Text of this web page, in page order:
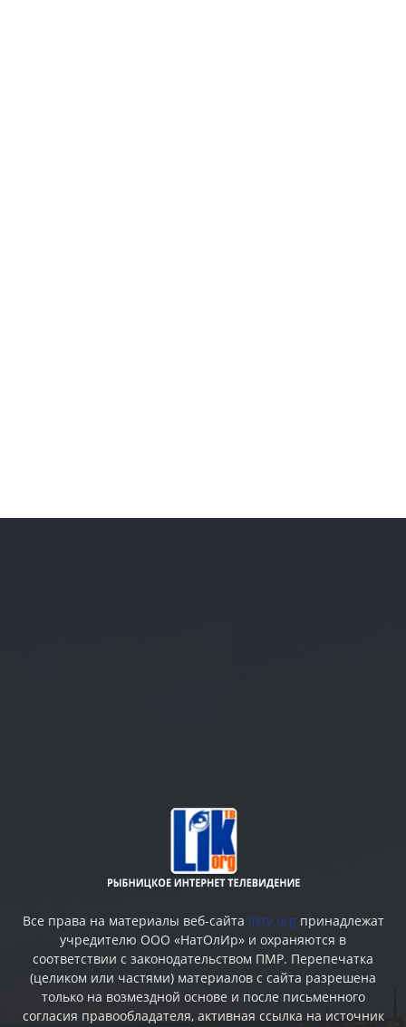
Все права на материалы веб-сайта liktv.org принадлежат
учредителю ООО «НатОлИр» и охраняются в
соответствии с законодательством ПМР. Перепечатка
(целиком или частями) материалов c сайта разрешена
только на возмездной основе и после письменного
согласия правообладателя, активная ссылка на источник